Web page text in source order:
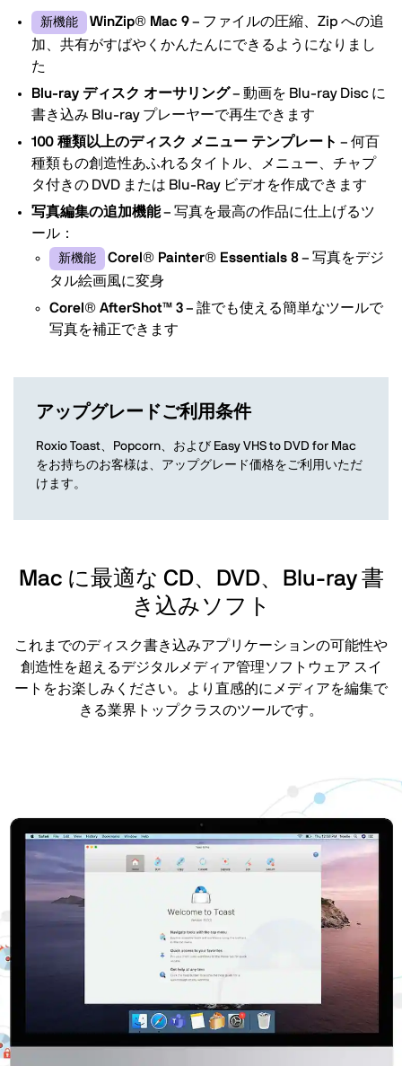
新機能 WinZip® Mac 9– ファイルの圧縮、Zip への追
加、共有がすばやくかんたんにできるようになりまし
た
Blu-ray ディスク オーサリング– 動画を Blu-ray Disc に
書き込み Blu-ray プレーヤーで再生できます
100 種類以上のディスク メニュー テンプレート – 何百
種類もの創造性あふれるタイトル、メニュー、チャプ
タ付きの DVD または Blu-Ray ビデオを作成できます
写真編集の追加機能– 写真を最高の作品に仕上げるツ
ール：
新機能 Corel® Painter® Essentials 8– 写真をデジ
タル絵画風に変身
Corel® AfterShot™ 3– 誰でも使える簡単なツールで
写真を補正できます
アップグレードご利用条件
Roxio Toast、Popcorn、および Easy VHS to DVD for Mac
をお持ちのお客様は、アップグレード価格をご利用いただ
けます。
Mac に最適な CD、DVD、Blu-ray 書
き込みソフト
これまでのディスク書き込みアプリケーションの可能性や
創造性を超えるデジタルメディア管理ソフトウェア スイ
ートをお楽しみください。より直感的にメディアを編集で
きる業界トップクラスのツールです。